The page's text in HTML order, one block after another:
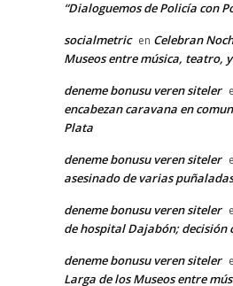
“Dialoguemos de Policía con
socialmetric en Celebran
Museos entre música, teatro,
deneme bonusu veren siteler
encabezan caravana en
Plata
deneme bonusu veren siteler
asesinado de varias
deneme bonusu veren siteler
de hospital Dajabón; decisión
deneme bonusu veren siteler
Larga de los Museos entre